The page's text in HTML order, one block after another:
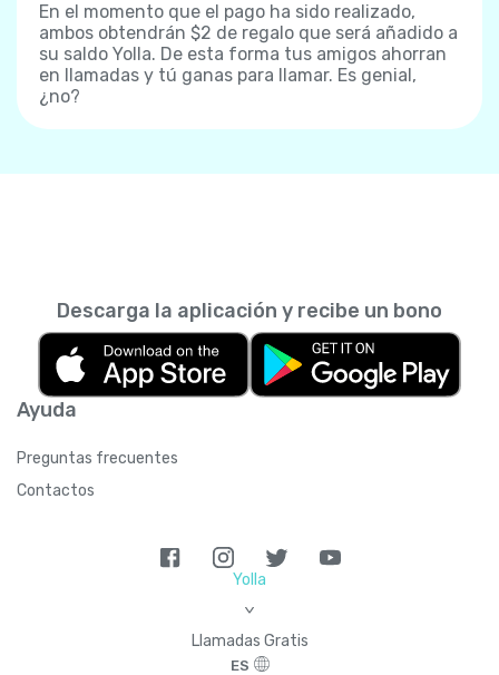
En el momento que el pago ha sido realizado,
ambos obtendrán $2 de regalo que será añadido a
su saldo Yolla. De esta forma tus amigos ahorran
en llamadas y tú ganas para llamar. Es genial,
¿no?
Ayuda
Preguntas frecuentes
Contactos
Descarga la aplicación y recibe un bono
Yolla
>
Llamadas Gratis
ES